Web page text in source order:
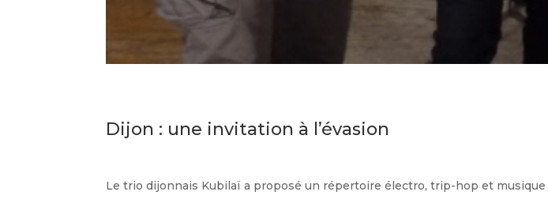
Dijon : une invitation à l’évasion
Le trio dijonnais Kubilaï a proposé un répertoire électro, trip-hop et